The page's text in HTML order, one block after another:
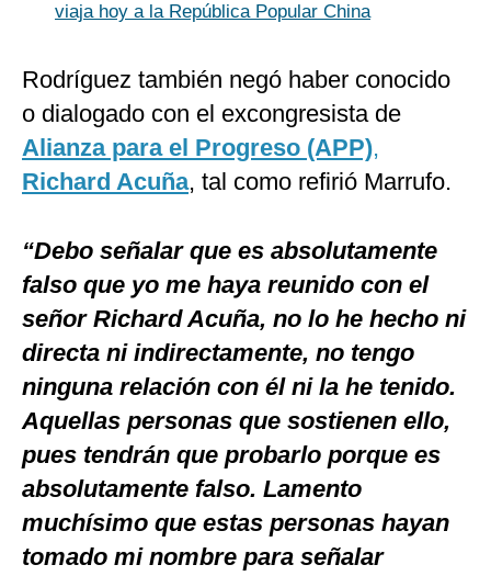
viaja hoy a la República Popular China
Rodríguez también negó haber conocido
o dialogado con el excongresista de
Alianza para el Progreso (APP),
Richard Acuña, tal como refirió Marrufo.
“Debo señalar que es absolutamente
falso que yo me haya reunido con el
señor Richard Acuña, no lo he hecho ni
directa ni indirectamente, no tengo
ninguna relación con él ni la he tenido.
Aquellas personas que sostienen ello,
pues tendrán que probarlo porque es
absolutamente falso. Lamento
muchísimo que estas personas hayan
tomado mi nombre para señalar